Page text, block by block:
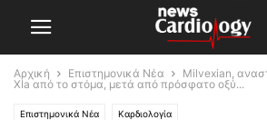
Αρχική Επιστημονικά Νέα
Μilvexian,
XIa από το στόμα, μετά από πρόσφατο οξύ...
Επιστημονικά Νέα Καρδιολογία